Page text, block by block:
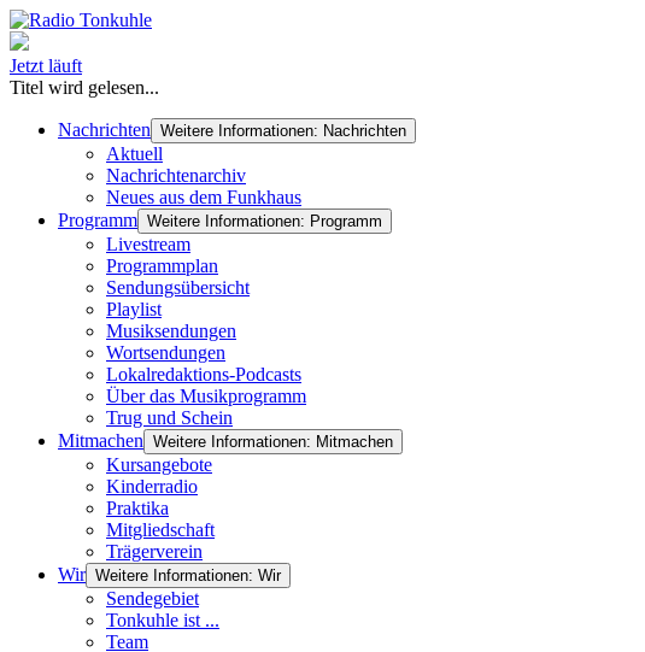
Jetzt läuft
Titel wird gelesen...
Nachrichten Weitere Informationen: Nachrichten
Aktuell
Nachrichtenarchiv
Neues aus dem Funkhaus
Programm Weitere Informationen: Programm
Livestream
Programmplan
Sendungsübersicht
Playlist
Musiksendungen
Wortsendungen
Lokalredaktions-Podcasts
Über das Musikprogramm
Trug und Schein
Mitmachen Weitere Informationen: Mitmachen
Kursangebote
Kinderradio
Praktika
Mitgliedschaft
Trägerverein
Wir Weitere Informationen: Wir
Sendegebiet
Tonkuhle ist ...
Team